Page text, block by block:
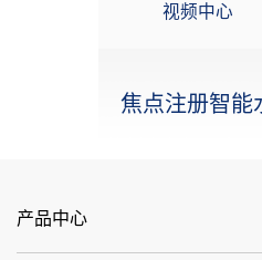
视频中心
焦点注册智能
产品中心